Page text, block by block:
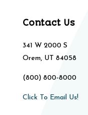
Contact Us
341 W 2000 S
Orem, UT 84058
(800) 800-8000
Click To Email Us!